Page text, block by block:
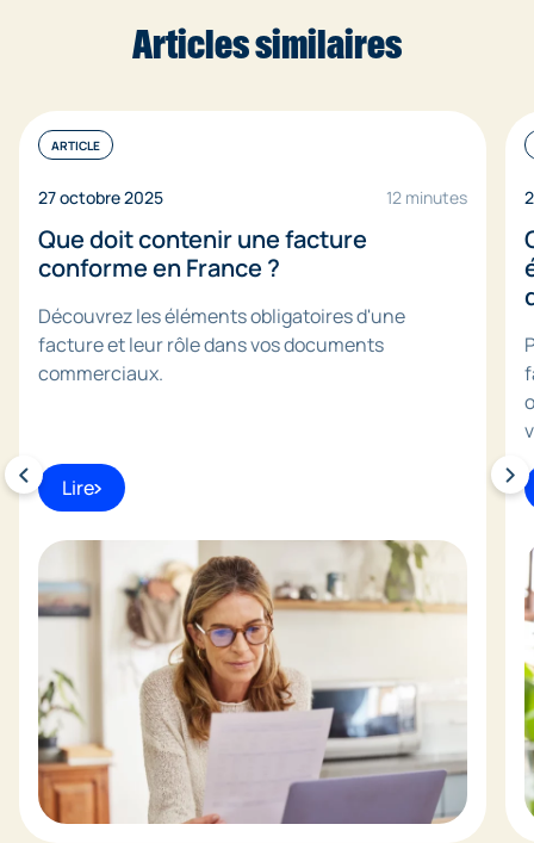
Articles similaires
ARTICLE
27 octobre 2025 12 minutes
Que doit contenir une facture
conforme en France ?
Découvrez les éléments obligatoires d'une
facture et leur rôle dans vos documents
commerciaux.
Lire